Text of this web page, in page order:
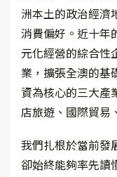
洲本土的政治經濟
消費偏好。近十年
元化經營的綜合性
業，擴張全澳的基
資為核心的三大產
店旅遊、國際貿易
我們扎根於當前發
卻始終能夠率先讀